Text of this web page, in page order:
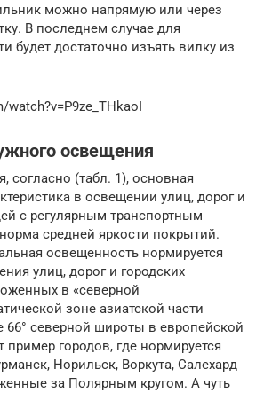
можно напрямую или через
В последнем случае для
будет достаточно изъять вилку из
освещения
согласно (табл. 1), основная
в освещении улиц, дорог и
с регулярным транспортным
средней яркости покрытий.
освещенность нормируется
улиц, дорог и городских
в «северной
зоне азиатской части
66° северной широты в европейской
пример городов, где нормируется
Норильск, Воркута, Салехард
за Полярным кругом. А чуть